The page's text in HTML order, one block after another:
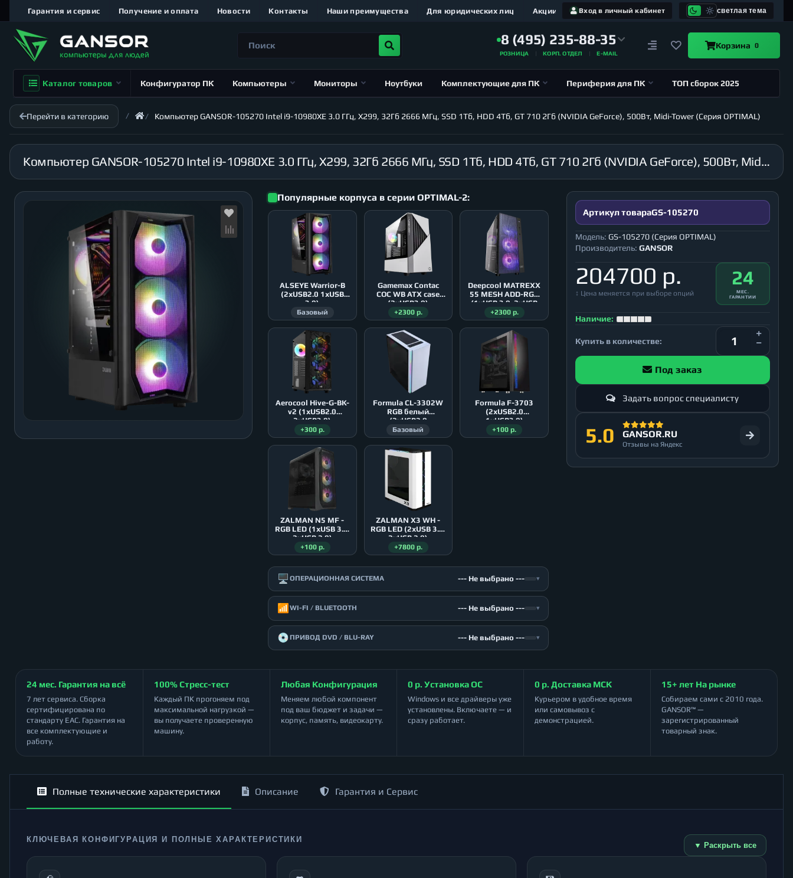
Вход в личный кабинет светлая тема
Гарантия и сервис Получение и оплата Новости Контакты Наши преимущества Для юридических лиц Акции
8 (495) 235-88-35
РОЗНИЦА КОРП. ОТДЕЛ E-MAIL
Корзина 0
Каталог товаров Конфигуратор ПК Компьютеры Мониторы Ноутбуки Комплектующие для ПК Периферия для ПК ТОП сборок 2025
Перейти в категорию Компьютер GANSOR-105270 Intel i9-10980XE 3.0 ГГц, X299, 32Гб 2666 МГц, SSD 1Тб, HDD 4Тб, GT 710 2Гб (NVIDIA GeForce), 500Вт, Midi-Tower (Серия OPTIMAL)
Компьютер GANSOR-105270 Intel i9-10980XE 3.0 ГГц, X299, 32Гб 2666 МГц, SSD 1Тб, HDD 4Тб, GT 710 2Гб (NVIDIA GeForce), 500Вт, Midi-Tower (Серия OPTIMAL)
Популярные корпуса в серии OPTIMAL-2:
ALSEYE Warrior-B
(2xUSB2.0 1xUSB
3.0)
Базовый
Gamemax Contac
COC WB ATX case
(2xUSB3.0)
+2300 р.
Deepcool MATREXX
55 MESH ADD-RGB
(1xUSB 3.0, 2xUSB
2.0)
+2300 р.
Aerocool Hive-G-BK-
v2 (1xUSB2.0
2xUSB3.0)
+300 р.
Formula CL-3302W
RGB белый
(2xUSB2.0
1xUSB3.0)
Базовый
Formula F-3703
(2xUSB2.0
1xUSB3.0)
+100 р.
ZALMAN N5 MF -
RGB LED (1xUSB 3.0,
2xUSB 2.0)
+100 р.
ZALMAN X3 WH -
RGB LED (2xUSB 3.0,
2xUSB 2.0)
+7800 р.
🖥️ ОПЕРАЦИОННАЯ СИСТЕМА --- Не выбрано --- ▾
📶 WI-FI / BLUETOOTH --- Не выбрано --- ▾
💿 ПРИВОД DVD / BLU-RAY --- Не выбрано --- ▾
Артикул товараGS-105270
Модель: GS-105270 (Серия OPTIMAL)
Производитель: GANSOR
204700 р.
↕ Цена меняется при выборе опций
24
МЕС.
ГАРАНТИИ
Наличие:
Купить в количестве:
Под заказ
Задать вопрос специалисту
5.0 GANSOR.RU
Отзывы на Яндекс
24 мес. Гарантия на всё
7 лет сервиса. Сборка
сертифицирована по
стандарту ЕАС. Гарантия на
все комплектующие и
работу.
100% Стресс-тест
Каждый ПК прогоняем под
максимальной нагрузкой —
вы получаете проверенную
машину.
Любая Конфигурация
Меняем любой компонент
под ваш бюджет и задачи —
корпус, память, видеокарту.
0 р. Установка ОС
Windows и все драйверы уже
установлены. Включаете — и
сразу работает.
0 р. Доставка МСК
Курьером в удобное время
или самовывоз с
демонстрацией.
15+ лет На рынке
Собираем сами с 2010 года.
GANSOR™ —
зарегистрированный
товарный знак.
Полные технические характеристики Описание Гарантия и Сервис
КЛЮЧЕВАЯ КОНФИГУРАЦИЯ И ПОЛНЫЕ ХАРАКТЕРИСТИКИ
▼ Раскрыть все